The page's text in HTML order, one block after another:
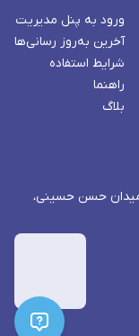
ورود به پنل مدیریت
آخرین به‌روز رسانی‌ها
شرایط استفاده
راهنما
بلاگ
میدان حسن حسینی،